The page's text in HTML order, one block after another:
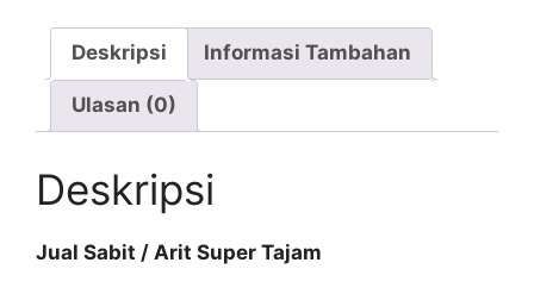
Deskripsi Informasi Tambahan
Ulasan (0)
Deskripsi
Jual Sabit / Arit Super Tajam